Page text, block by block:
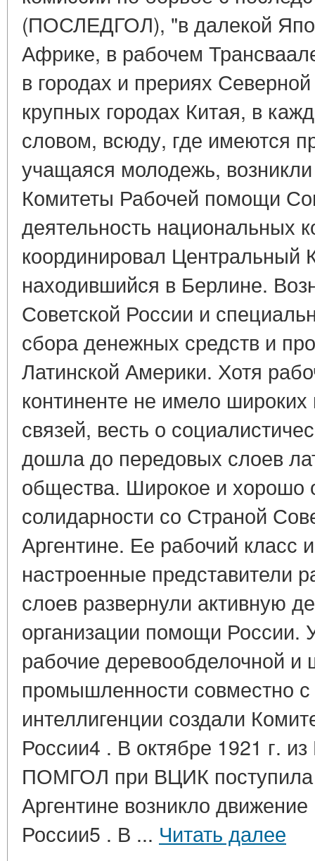
(ПОСЛЕДГОЛ), "в далекой
Африке, в рабочем
в городах и прериях
крупных городах Китая, в
словом, всюду, где имеются
учащаяся молодежь,
Комитеты Рабочей помощи
деятельность национальных
координировал
находившийся в Берлине.
Советской России и
сбора денежных средств и
Латинской Америки. Хотя
континенте не имело
связей, весть о
дошла до передовых слоев
общества. Широкое и хорошо
солидарности со Страной
Аргентине. Ее рабочий класс
настроенные представители
слоев развернули активную
организации помощи России.
рабочие деревообделочной и
промышленности совместно
интеллигенции создали
России4 . В октябре 1921 г.
ПОМГОЛ при ВЦИК
Аргентине возникло
России5 . В ... Читать далее